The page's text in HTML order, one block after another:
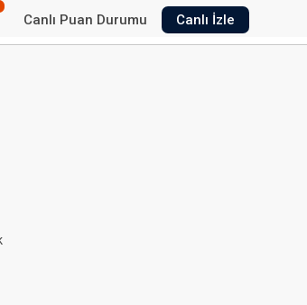
Canlı Puan Durumu Canlı İzle